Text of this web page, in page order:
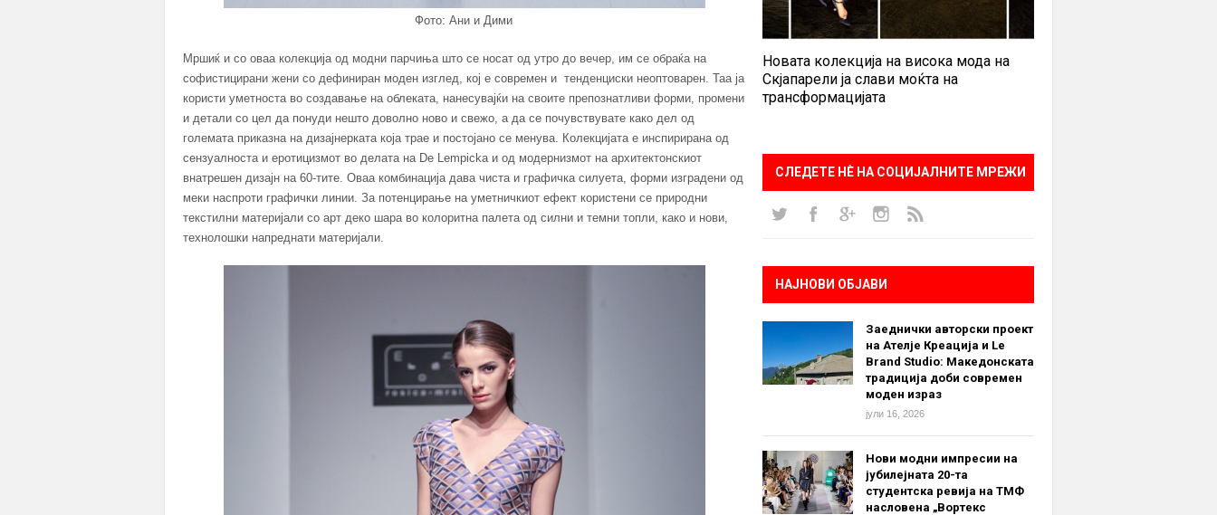
Фото: Ани и Дими
Мршиќ и со оваа колекција од модни парчиња што се носат од утро до вечер, им се обраќа на
софистицирани жени со дефиниран моден изглед, кој е современ и тенденциски неоптоварен. Таа ја
користи уметноста во создавање на облеката, нанесувајќи на своите препознатливи форми, промени
и детали со цел да понуди нешто доволно ново и свежо, а да се почувствувате како дел од
големата приказна на дизајнерката која трае и постојано се менува. Колекцијата е инспирирана од
сензуалноста и еротицизмот во делата на De Lempicka и од модернизмот на архитектонскиот
внатрешен дизајн на 60-тите. Оваа комбинација дава чиста и графичка силуета, форми изградени од
меки наспроти графички линии. За потенцирање на уметничкиот ефект користени се природни
текстилни материјали со арт деко шара во колоритна палета од силни и темни топли, како и нови,
технолошки напреднати материјали.
Новата колекција на висока мода на
Скјапарели ја слави моќта на
трансформацијата
СЛЕДЕТЕ НÈ НА СОЦИЈАЛНИТЕ МРЕЖИ
НАЈНОВИ ОБЈАВИ
Заеднички авторски проект
на Ателје Креација и Le
Brand Studio: Македонската
традиција доби современ
моден израз
јули 16, 2026
Нови модни импресии на
јубилејната 20-та
студентска ревија на ТМФ
насловена „Вортекс